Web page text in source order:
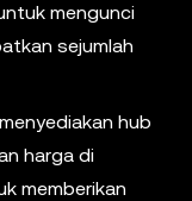
mengunci
sejumlah
hub
harga di
memberikan